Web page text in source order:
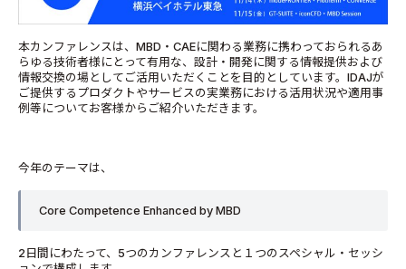
本カンファレンスは、MBD・CAEに関わる業務に携わっておられるあ
らゆる技術者様にとって有用な、設計・開発に関する情報提供および
情報交換の場としてご活用いただくことを目的としています。IDAJが
ご提供するプロダクトやサービスの実業務における活用状況や適用事
例等についてお客様からご紹介いただきます。
今年のテーマは、
Core Competence Enhanced by MBD
2日間にわたって、5つのカンファレンスと１つのスペシャル・セッシ